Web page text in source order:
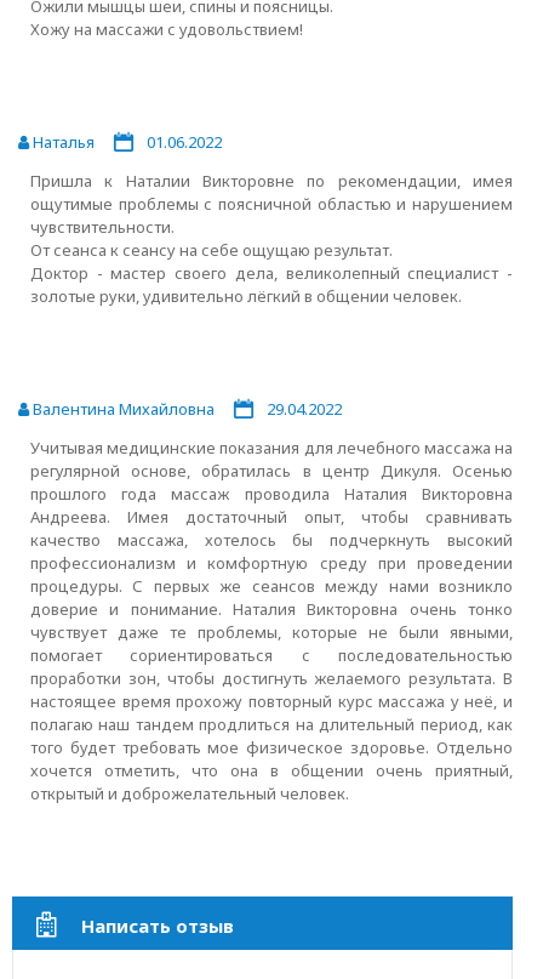
Ожили мышцы шеи, спины и поясницы.
Хожу на массажи с удовольствием!
Наталья
01.06.2022
Пришла к Наталии Викторовне по рекомендации, имея
ощутимые проблемы с поясничной областью и нарушением
чувствительности.
От сеанса к сеансу на себе ощущаю результат.
Доктор - мастер своего дела, великолепный специалист -
золотые руки, удивительно лёгкий в общении человек.
Валентина Михайловна
29.04.2022
Учитывая медицинские показания для лечебного массажа на
регулярной основе, обратилась в центр Дикуля. Осенью
прошлого года массаж проводила Наталия Викторовна
Андреева. Имея достаточный опыт, чтобы сравнивать
качество массажа, хотелось бы подчеркнуть высокий
профессионализм и комфортную среду при проведении
процедуры. С первых же сеансов между нами возникло
доверие и понимание. Наталия Викторовна очень тонко
чувствует даже те проблемы, которые не были явными,
помогает сориентироваться с последовательностью
проработки зон, чтобы достигнуть желаемого результата. В
настоящее время прохожу повторный курс массажа у неё, и
полагаю наш тандем продлиться на длительный период, как
того будет требовать мое физическое здоровье. Отдельно
хочется отметить, что она в общении очень приятный,
открытый и доброжелательный человек.
Написать отзыв